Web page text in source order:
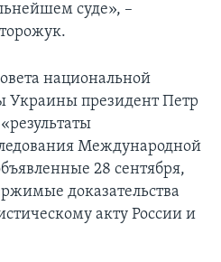
суде», –
национальной
Украины президент Петр
Международной
28 сентября,
доказательства
акту России и